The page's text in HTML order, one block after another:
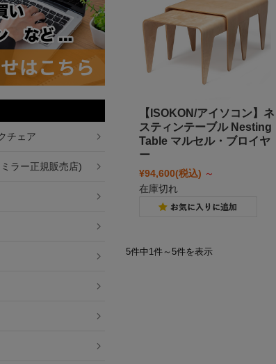
【ISOKON/アイソコン】ネ
スティンテーブル Nesting
Table マルセル・ブロイヤ
ー
¥94,600(税込) ～
在庫切れ
5件中1件～5件を表示
チェア
ラー正規販売店)